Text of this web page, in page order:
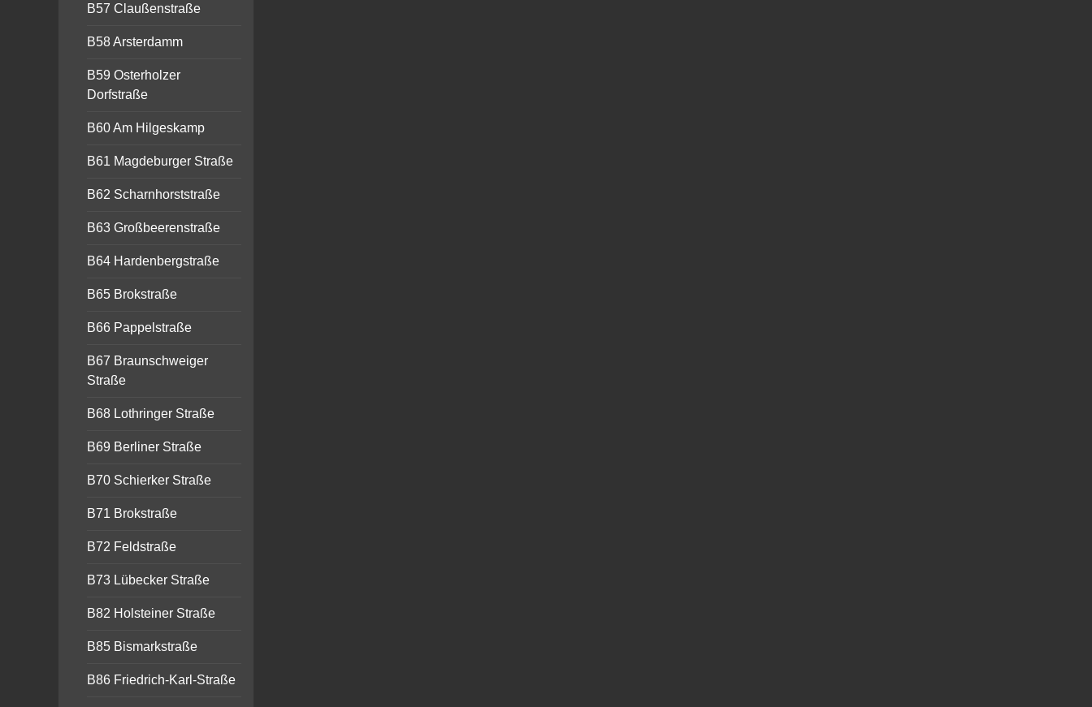
B57 Claußenstraße
B58 Arsterdamm
B59 Osterholzer
Dorfstraße
B60 Am Hilgeskamp
B61 Magdeburger Straße
B62 Scharnhorststraße
B63 Großbeerenstraße
B64 Hardenbergstraße
B65 Brokstraße
B66 Pappelstraße
B67 Braunschweiger
Straße
B68 Lothringer Straße
B69 Berliner Straße
B70 Schierker Straße
B71 Brokstraße
B72 Feldstraße
B73 Lübecker Straße
B82 Holsteiner Straße
B85 Bismarkstraße
B86 Friedrich-Karl-Straße